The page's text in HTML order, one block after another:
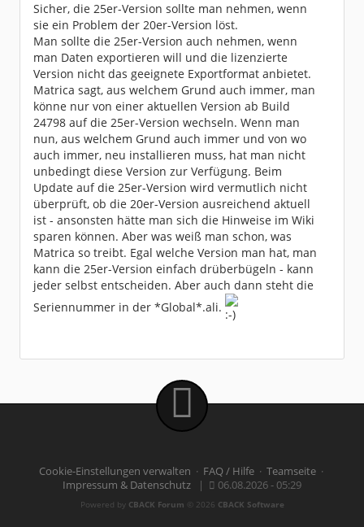
Sicher, die 25er-Version sollte man nehmen, wenn
sie ein Problem der 20er-Version löst.
Man sollte die 25er-Version auch nehmen, wenn
man Daten exportieren will und die lizenzierte
Version nicht das geeignete Exportformat anbietet.
Matrica sagt, aus welchem Grund auch immer, man
könne nur von einer aktuellen Version ab Build
24798 auf die 25er-Version wechseln. Wenn man
nun, aus welchem Grund auch immer und von wo
auch immer, neu installieren muss, hat man nicht
unbedingt diese Version zur Verfügung. Beim
Update auf die 25er-Version wird vermutlich nicht
überprüft, ob die 20er-Version ausreichend aktuell
ist - ansonsten hätte man sich die Hinweise im Wiki
sparen können. Aber was weiß man schon, was
Matrica so treibt. Egal welche Version man hat, man
kann die 25er-Version einfach drüberbügeln - kann
jeder selbst entscheiden. Aber auch dann steht die
Seriennummer in der *Global*.ali.
Cookie-Einstellungen verwalten · FAQ / Hilfe· Teamseite·
Impressum & Datenschutz | 06.08.2026 - 05:29
Powered by CBACK Forum © 2026 CBACK Software